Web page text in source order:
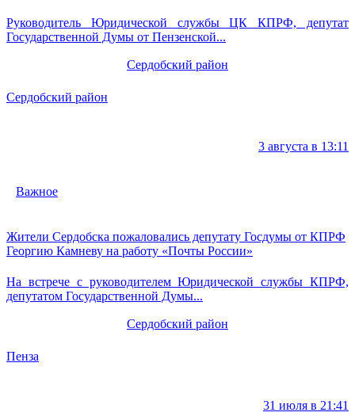
Руководитель Юридической службы ЦК КПРФ, депутат
Государственной Думы от Пензенской...
Сердобский район
Сердобский район
3 августа в 13:11
Важное
Жители Сердобска пожаловались депутату Госдумы от КПРФ
Георгию Камневу на работу «Почты России»
На встрече с руководителем Юридической службы КПРФ,
депутатом Государственной Думы...
Сердобский район
Пенза
31 июля в 21:41